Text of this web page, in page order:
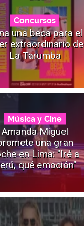
Concursos
una beca para el
extraordinario de
La Tarumba
Música y Cine
Amanda Miguel
una gran
en Lima: "Iré a
qué emoción"